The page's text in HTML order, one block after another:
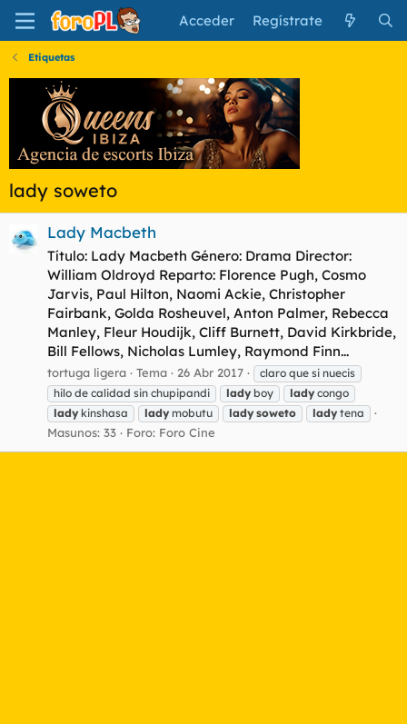
Acceder Regístrate
Etiquetas
lady soweto
Lady Macbeth
Título: Lady Macbeth Género: Drama Director:
William Oldroyd Reparto: Florence Pugh, Cosmo
Jarvis, Paul Hilton, Naomi Ackie, Christopher
Fairbank, Golda Rosheuvel, Anton Palmer, Rebecca
Manley, Fleur Houdijk, Cliff Burnett, David Kirkbride,
Bill Fellows, Nicholas Lumley, Raymond Finn...
tortuga ligera Tema 26 Abr 2017
claro que si nuecis
hilo de calidad sin chupipandi
lady boy lady congo
lady kinshasa lady mobutu lady soweto lady tena
Masunos: 33 Foro: Foro Cine